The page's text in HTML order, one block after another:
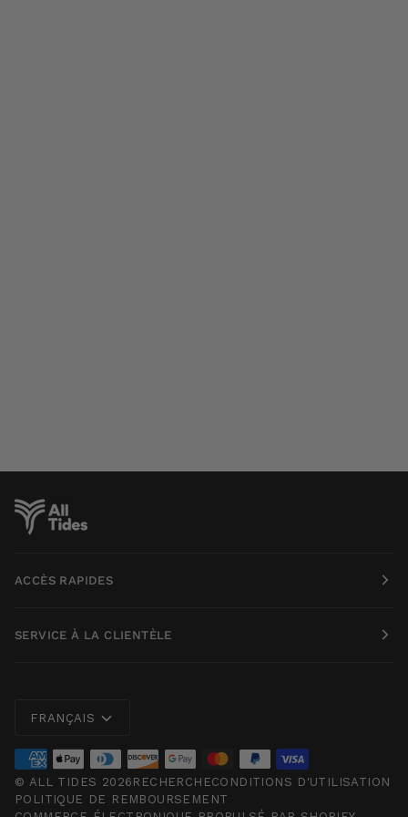
ACCÈS RAPIDES
SERVICE À LA CLIENTÈLE
FRANÇAIS
© ALL TIDES 2026 RECHERCHECONDITIONS D'UTILISATION
POLITIQUE DE REMBOURSEMENT